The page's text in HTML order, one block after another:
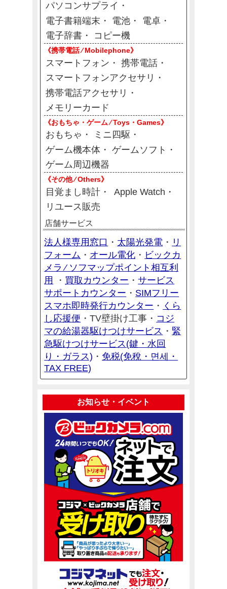
パソコンサプライ
電子書籍端末
電池
電卓
電子辞書
コピー機
《携帯電話 ⁄ Mobilephone》
スマートフォン
携帯電話
スマートフォンアクセサリ
携帯電話アクセサリ
メモリーカード
《おもちゃ・ゲーム ⁄ Toys・Games》
おもちゃ
ミニ四駆
ゲーム機本体
ゲームソフト
ゲーム周辺機器
《その他 ⁄ Others》
目覚まし時計
Apple Watch
リユース販売
店舗サービス
法人様専用窓口 ・ 太陽光発電 ・ リ
フォーム ・ オール電化 ・ ビックカ
メラ ⁄ ソフマップポイント相互利
用
・ 買取カウンター ・サービス
サポートカウンター ・ SIMフリー
スマホ即時発行カウンター ・ くら
し応援便 ・TV壁掛け工事・ コジ
マの給湯器駆けつけサービス ・ 緊
急駆けつけサービス(鍵・水回
り・ガラス) ・ 免税(免稅・면세・
TAX FREE)
お知らせ・イベント